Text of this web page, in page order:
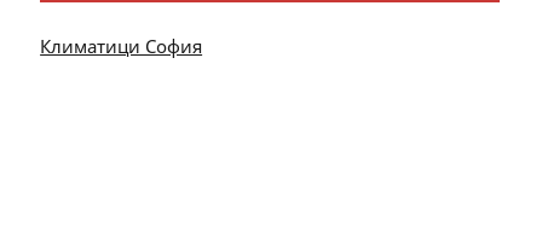
Климатици София